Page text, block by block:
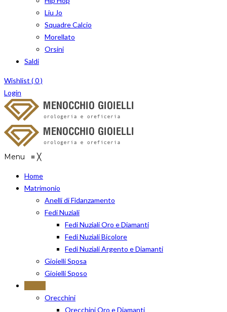
Liu Jo
Squadre Calcio
Morellato
Orsini
Saldi
Wishlist (0)
Login
Menu ≡ ╳
Home
Matrimonio
Anelli di Fidanzamento
Fedi Nuziali
Fedi Nuziali Oro e Diamanti
Fedi Nuziali Bicolore
Fedi Nuziali Argento e Diamanti
Gioielli Sposa
Gioielli Sposo
Orecchini
Orecchini Oro e Diamanti